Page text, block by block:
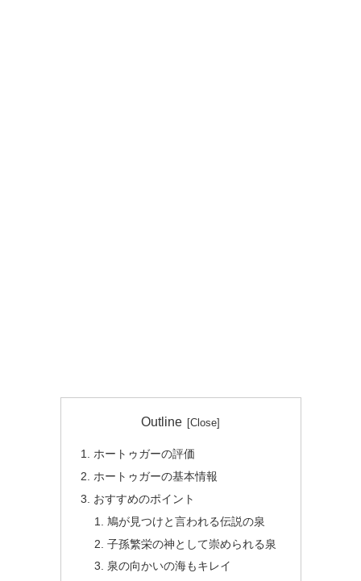
Outline
ホートゥガーの評価
ホートゥガーの基本情報
おすすめのポイント
鳩が見つけと言われる伝説の泉
子孫繁栄の神として崇められる泉
泉の向かいの海もキレイ